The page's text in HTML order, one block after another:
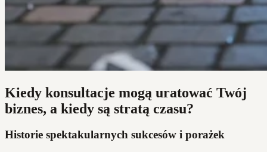
Kiedy konsultacje mogą uratować Twój
biznes, a kiedy są stratą czasu?
Historie spektakularnych sukcesów i porażek